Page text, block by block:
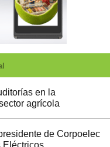
en la
agrícola
de Corpoelec
Eléctricos